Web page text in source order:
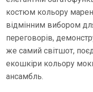
костюм кольору
відмінним вибором
переговорів,
же самий світшот,
екошкіри кольору
ансамбль.